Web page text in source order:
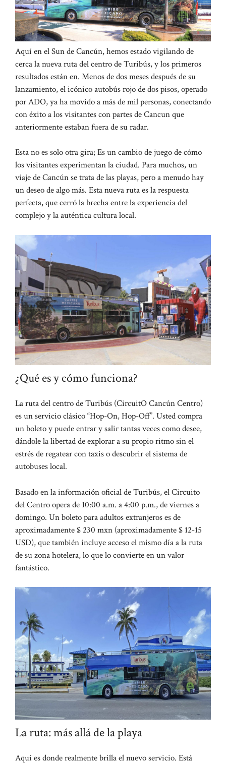
Aquí en el Sun de Cancún, hemos estado vigilando de
cerca la nueva ruta del centro de Turibús, y los primeros
resultados están en. Menos de dos meses después de su
lanzamiento, el icónico autobús rojo de dos pisos, operado
por ADO, ya ha movido a más de mil personas, conectando
con éxito a los visitantes con partes de Cancun que
anteriormente estaban fuera de su radar.
Esta no es solo otra gira; Es un cambio de juego de cómo
los visitantes experimentan la ciudad. Para muchos, un
viaje de Cancún se trata de las playas, pero a menudo hay
un deseo de algo más. Esta nueva ruta es la respuesta
perfecta, que cerró la brecha entre la experiencia del
complejo y la auténtica cultura local.
¿Qué es y cómo funciona?
La ruta del centro de Turibús (CircuitO Cancún Centro)
es un servicio clásico “Hop-On, Hop-Off”. Usted compra
un boleto y puede entrar y salir tantas veces como desee,
dándole la libertad de explorar a su propio ritmo sin el
estrés de regatear con taxis o descubrir el sistema de
autobuses local.
Basado en la información oficial de Turibús, el Circuito
del Centro opera de 10:00 a.m. a 4:00 p.m., de viernes a
domingo. Un boleto para adultos extranjeros es de
aproximadamente $ 230 mxn (aproximadamente $ 12-15
USD), que también incluye acceso el mismo día a la ruta
de su zona hotelera, lo que lo convierte en un valor
fantástico.
La ruta: más allá de la playa
Aquí es donde realmente brilla el nuevo servicio. Está